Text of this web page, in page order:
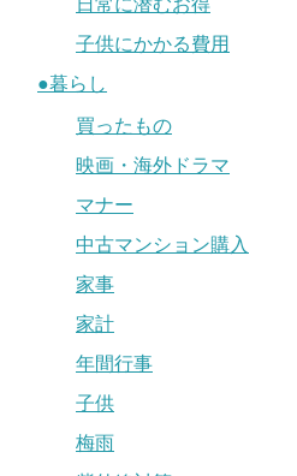
日常に潜むお得
子供にかかる費用
●暮らし
買ったもの
映画・海外ドラマ
マナー
中古マンション購入
家事
家計
年間行事
子供
梅雨